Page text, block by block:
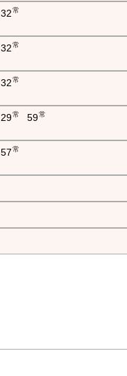
32常
32常
32常
29常 59常
57常